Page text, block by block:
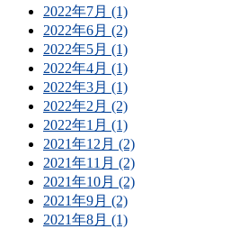
2022年7月 (1)
2022年6月 (2)
2022年5月 (1)
2022年4月 (1)
2022年3月 (1)
2022年2月 (2)
2022年1月 (1)
2021年12月 (2)
2021年11月 (2)
2021年10月 (2)
2021年9月 (2)
2021年8月 (1)